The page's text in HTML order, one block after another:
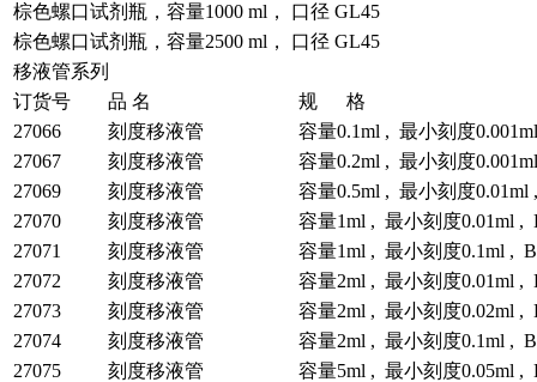
棕色螺口试剂瓶，容量1000 ml， 口径 GL45
棕色螺口试剂瓶，容量2500 ml， 口径 GL45
移液管系列
订货号
品 名
规 格
27066
刻度移液管
容量0.1ml , 最小刻度
27067
刻度移液管
容量0.2ml , 最小刻度
27069
刻度移液管
容量0.5ml , 最小刻度
27070
刻度移液管
容量1ml , 最小刻度0.01ml ,
27071
刻度移液管
容量1ml , 最小刻度0.1ml ,
27072
刻度移液管
容量2ml , 最小刻度0.01ml ,
27073
刻度移液管
容量2ml , 最小刻度0.02ml ,
27074
刻度移液管
容量2ml , 最小刻度0.1ml ,
27075
刻度移液管
容量5ml , 最小刻度0.05ml ,